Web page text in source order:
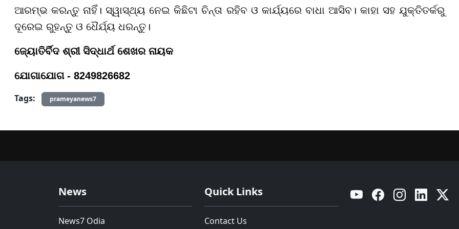
ଆରମ୍ଭ କରନ୍ତୁ ନାହିଁ। ସ୍ୱାସ୍ଥ୍ୟ ନେଇ କିଛିଟା ଚିନ୍ତା ରହିବ ଓ କାର୍ଯ୍ୟରେ ବାଧା ଆସିବ। କାହା ସହ ଯୁକ୍ତିତର୍କରୁ
ଦୂରେଇ ରୁହନ୍ତୁ ଓ ଧୈର୍ଯ୍ୟ ଧରନ୍ତୁ।
ଜ୍ୟୋତିର୍ବିଦ ଶ୍ରୀ ସିଦ୍ଧାର୍ଥ ଶେଖର ନାୟକ
ଯୋଗାଯୋଗ - 8249826682
Tags:
prameyanews7
News
News7 Odia
Quick Links
Contact Us
YouTube Facebook Instagram